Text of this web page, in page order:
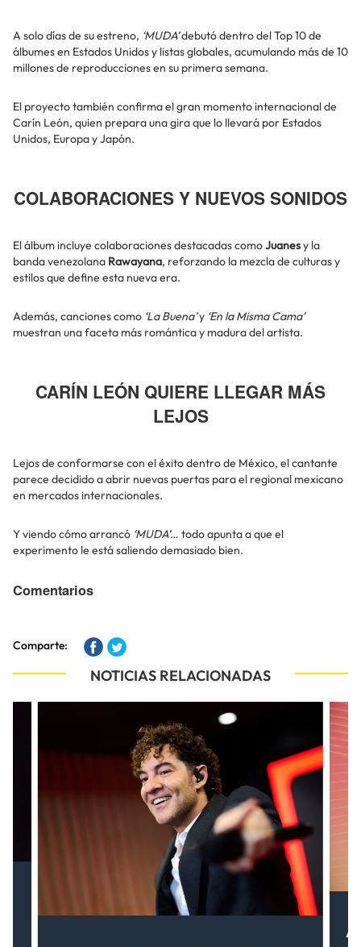
A solo días de su estreno, ‘MUDA’debutó dentro del Top 10 de
álbumes en Estados Unidos y listas globales, acumulando más de 10
millones de reproducciones en su primera semana.
El proyecto también confirma el gran momento internacional de
Carín León, quien prepara una gira que lo llevará por Estados
Unidos, Europa y Japón.
COLABORACIONES Y NUEVOS SONIDOS
El álbum incluye colaboraciones destacadas comoJuanesy la
banda venezolana Rawayana, reforzando la mezcla de culturas y
estilos que define esta nueva era.
Además, canciones como ‘La Buena’y ‘En la Misma Cama’
muestran una faceta más romántica y madura del artista.
CARÍN LEÓN QUIERE LLEGAR MÁS
LEJOS
Lejos de conformarse con el éxito dentro de México, el cantante
parece decidido a abrir nuevas puertas para el regional mexicano
en mercados internacionales.
Y viendo cómo arrancó ‘MUDA’… todo apunta a que el
experimento le está saliendo demasiado bien.
Comentarios
Comparte:
NOTICIAS RELACIONADAS